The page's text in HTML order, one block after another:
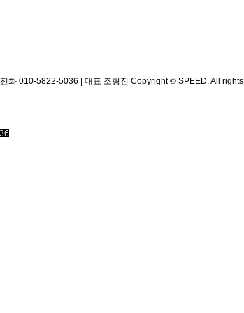
화 010-5822-5036 | 대표 조형진 Copyright © SPEED. All